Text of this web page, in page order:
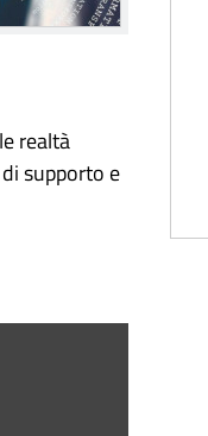
realtà
supporto e